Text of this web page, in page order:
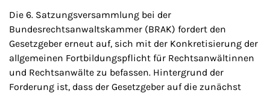
Die 6. Satzungsversammlung bei der
Bundesrechtsanwaltskammer (BRAK) fordert den
Gesetzgeber erneut auf, sich mit der Konkretisierung der
allgemeinen Fortbildungspflicht für Rechtsanwältinnen
und Rechtsanwälte zu befassen. Hintergrund der
Forderung ist, dass der Gesetzgeber auf die zunächst